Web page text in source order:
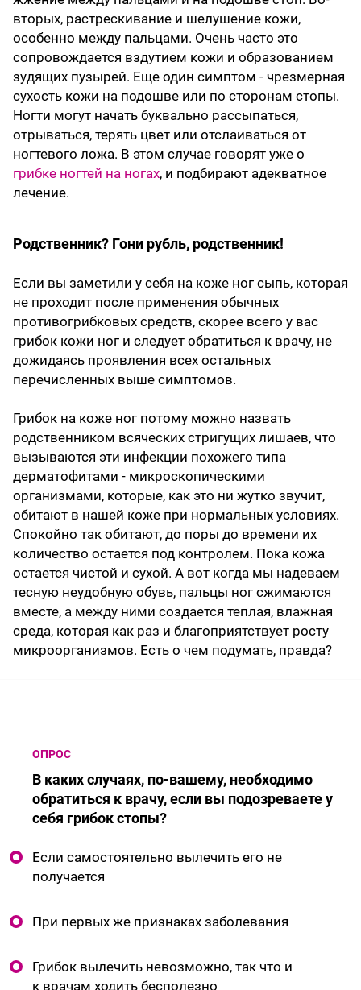
вторых, растрескивание и шелушение кожи,
особенно между пальцами. Очень часто это
сопровождается вздутием кожи и образованием
зудящих пузырей. Еще один симптом - чрезмерная
сухость кожи на подошве или по сторонам стопы.
Ногти могут начать буквально рассыпаться,
отрываться, терять цвет или отслаиваться от
ногтевого ложа. В этом случае говорят уже о
грибке ногтей на ногах, и подбирают адекватное
лечение.
Родственник? Гони рубль, родственник!
Если вы заметили у себя на коже ног сыпь, которая
не проходит после применения обычных
противогрибковых средств, скорее всего у вас
грибок кожи ног и следует обратиться к врачу, не
дожидаясь проявления всех остальных
перечисленных выше симптомов.
Грибок на коже ног потому можно назвать
родственником всяческих стригущих лишаев, что
вызываются эти инфекции похожего типа
дерматофитами - микроскопическими
организмами, которые, как это ни жутко звучит,
обитают в нашей коже при нормальных условиях.
Спокойно так обитают, до поры до времени их
количество остается под контролем. Пока кожа
остается чистой и сухой. А вот когда мы надеваем
тесную неудобную обувь, пальцы ног сжимаются
вместе, а между ними создается теплая, влажная
среда, которая как раз и благоприятствует росту
микроорганизмов. Есть о чем подумать, правда?
ОПРОС
В каких случаях, по-вашему, необходимо
обратиться к врачу, если вы подозреваете у
себя грибок стопы?
Если самостоятельно вылечить его не
получается
При первых же признаках заболевания
Грибок вылечить невозможно, так что и
к врачам ходить бесполезно